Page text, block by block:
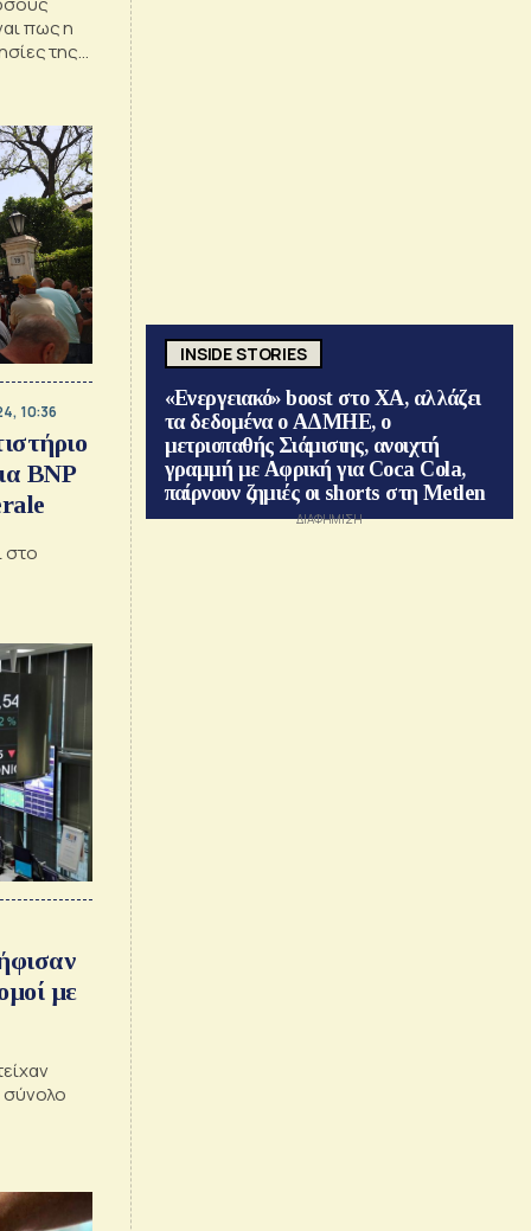
πως η
της
10:36
BNP
στο
με
σύνολο
INSIDE STORIES
«Ενεργειακό» boost στο ΧΑ, αλλάζει
τα δεδομένα ο ΑΔΜΗΕ, ο
μετριοπαθής Σιάμισιης, ανοιχτή
γραμμή με Αφρική για Coca Cola,
παίρνουν ζημιές οι shorts στη Metlen